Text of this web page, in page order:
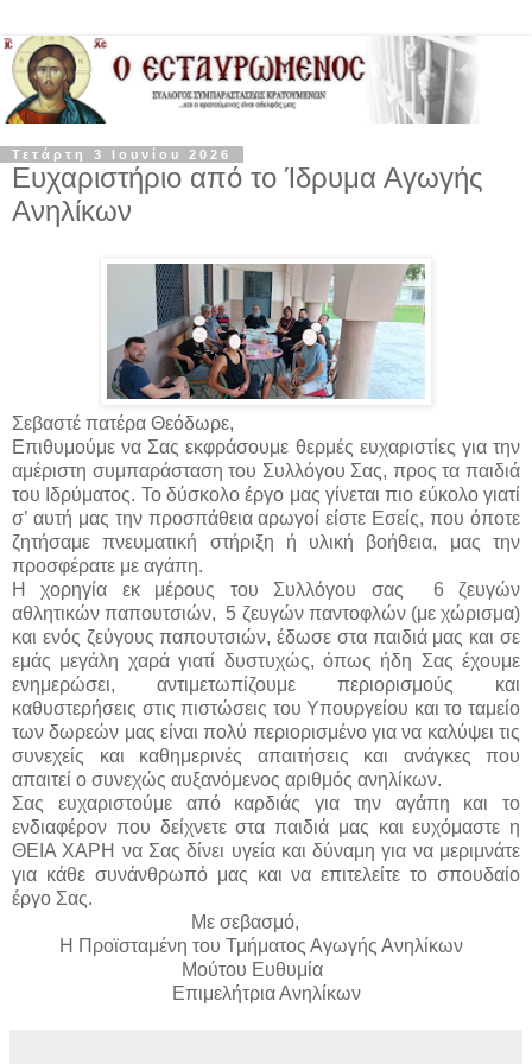
Τετάρτη 3 Ιουνίου 2026
Ευχαριστήριο από το Ίδρυμα Αγωγής
Ανηλίκων
Σεβαστέ πατέρα Θεόδωρε,
Επιθυμούμε να Σας εκφράσουμε θερμές ευχαριστίες για την
αμέριστη συμπαράσταση του Συλλόγου Σας, προς τα παιδιά
του Ιδρύματος. Το δύσκολο έργο μας γίνεται πιο εύκολο γιατί
σ’ αυτή μας την προσπάθεια αρωγοί είστε Εσείς, που όποτε
ζητήσαμε πνευματική στήριξη ή υλική βοήθεια, μας την
προσφέρατε με αγάπη.
Η χορηγία εκ μέρους του Συλλόγου σας 6 ζευγών
αθλητικών παπουτσιών, 5 ζευγών παντοφλών (με χώρισμα)
και ενός ζεύγους παπουτσιών, έδωσε στα παιδιά μας και σε
εμάς μεγάλη χαρά γιατί δυστυχώς, όπως ήδη Σας έχουμε
ενημερώσει, αντιμετωπίζουμε περιορισμούς και
καθυστερήσεις στις πιστώσεις του Υπουργείου και το ταμείο
των δωρεών μας είναι πολύ περιορισμένο για να καλύψει τις
συνεχείς και καθημερινές απαιτήσεις και ανάγκες που
απαιτεί ο συνεχώς αυξανόμενος αριθμός ανηλίκων.
Σας ευχαριστούμε από καρδιάς για την αγάπη και το
ενδιαφέρον που δείχνετε στα παιδιά μας και ευχόμαστε η
ΘΕΙΑ ΧΑΡΗ να Σας δίνει υγεία και δύναμη για να μεριμνάτε
για κάθε συνάνθρωπό μας και να επιτελείτε το σπουδαίο
έργο Σας.
Με σεβασμό,
Η Προϊσταμένη του Τμήματος Αγωγής Ανηλίκων
Μούτου Ευθυμία
Επιμελήτρια Ανηλίκων